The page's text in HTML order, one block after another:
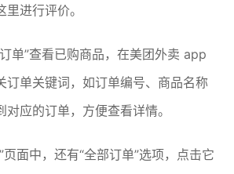
进行评价。
单”查看已购商品，在美团外卖 app
订单关键词，如订单编号、商品名称
应的订单，方便查看详情。
页面中，还有“全部订单”选项，点击它